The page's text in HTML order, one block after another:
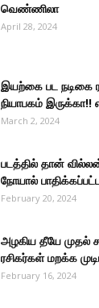
வெண்ணிலா
April 28, 2024
இயற்கை பட நடிகை
நியாபகம் இருக்கா!!
March 2, 2024
படத்தில் தான்
நோயால்
February 20, 2024
அழகிய தீயே முதல்
ரசிகர்கள் மறக்க
February 16, 2024